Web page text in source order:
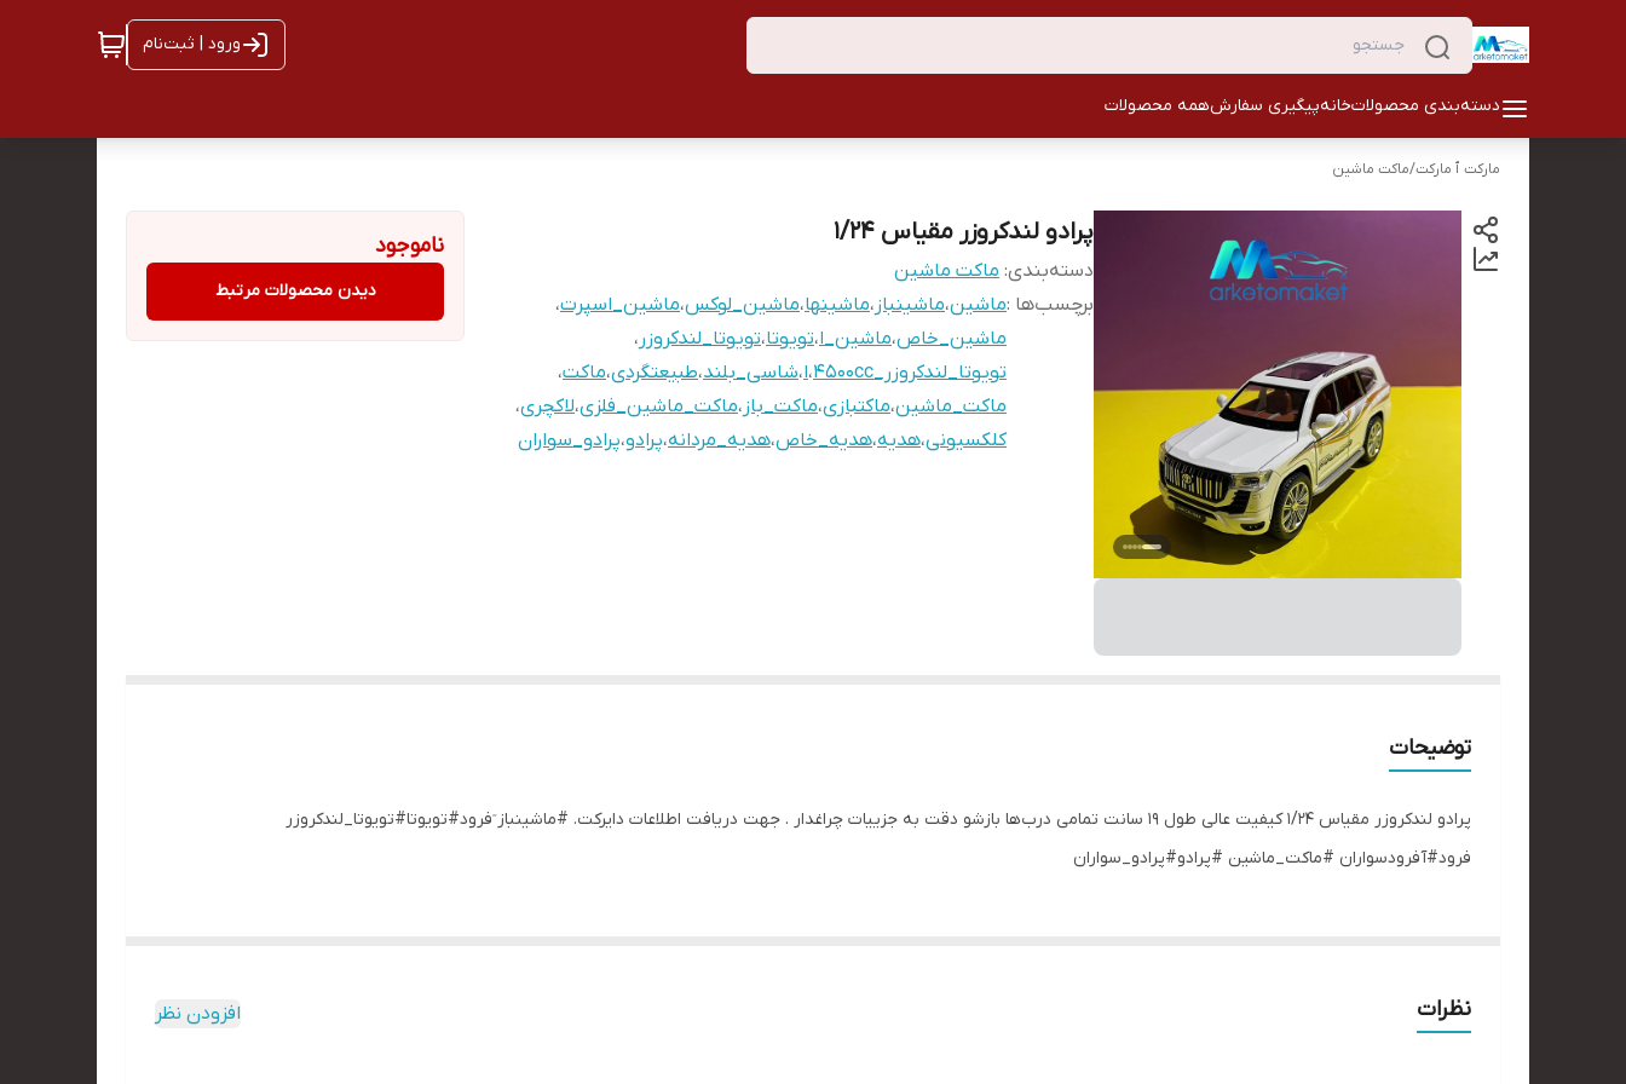
ورود | ثبت‌نام
دسته‌بندی محصولاتخانهپیگیری سفارشهمه محصولات
مارکت ٱ مارکت/ماکت ماشین
پرادو لندکروزر مقیاس ۱/۲۴
دسته‌بندی: ماکت ماشین
برچسب‌ها :ماشین،ماشینباز ،ماشینها،ماشین_لوکس،ماشین_اسپرت،
ماشین_خاص،ماشین_ا،تویوتا،تویوتا_لندکروزر ،
تویوتا_لندکروزر_4500cc
،ا،شاسی_بلند،طبیعتگردی،ماکت،
ماکت_ماشین،ماکتبازی،ماکت_باز ،ماکت_ماشین_فلزی،لاکچری،
کلکسیونی،هدیه،هدیه_خاص،هدیه_مردانه،پرادو،پرادو_سواران
ناموجود
دیدن محصولات مرتبط
توضیحات
پرادو لندکروزر مقیاس ۱/۲۴ کیفیت عالی طول ۱۹ سانت تمامی درب‌ها بازشو دقت به جزییات چراغدار . جهت دریافت اطلاعات دایرکت. #ماشینباز ٓفرود#تویوتا#تویوتا_لندکروزر
ٓفرود#آفرودسواران #ماکت_ماشین #پرادو#پرادو_سواران
نظرات افزودن نظر